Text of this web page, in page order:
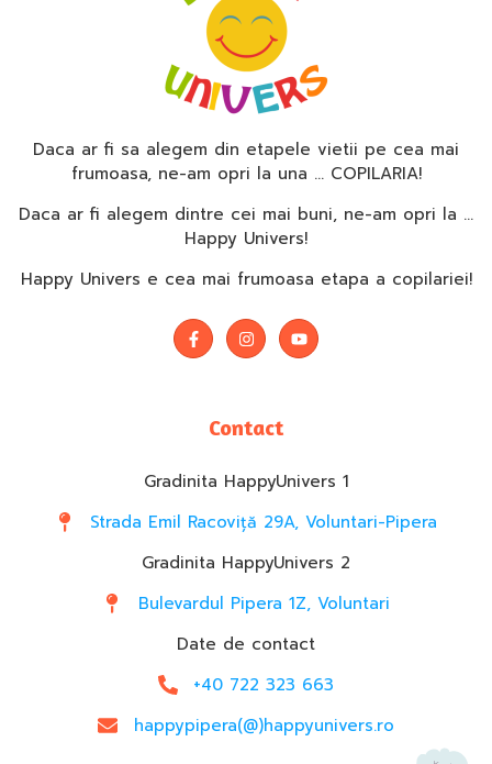
Daca ar fi sa alegem din etapele vietii pe cea mai
frumoasa, ne-am opri la una … COPILARIA!
Daca ar fi alegem dintre cei mai buni, ne-am opri la …
Happy Univers!
Happy Univers e cea mai frumoasa etapa a copilariei!
Contact
Gradinita HappyUnivers 1
Strada Emil Racoviță 29A, Voluntari-Pipera
Gradinita HappyUnivers 2
Bulevardul Pipera 1Z, Voluntari
Date de contact
+40 722 323 663
happypipera(@)happyunivers.ro